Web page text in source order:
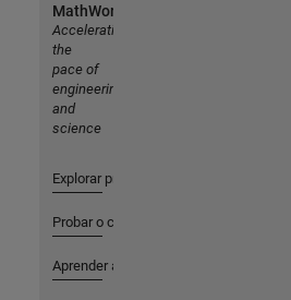
MathWorks
Accelerating
the
pace of
engineering
and
science
Explorar productos
Probar o comprar
Aprender a utilizar